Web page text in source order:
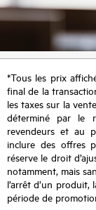
*Tous les prix
final de la
les taxes sur la
déterminé par le
revendeurs et au
inclure des offres
réserve le droit
notamment, mais
l’arrêt d’un
période de